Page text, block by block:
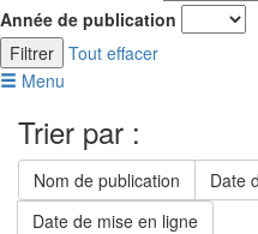
Année de publication
Filtrer Tout effacer
Menu
Trier par :
Nom de publication
Date
Date de mise en ligne